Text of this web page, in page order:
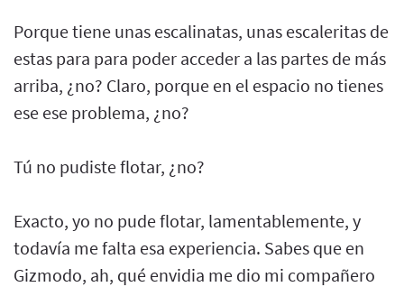
Porque tiene unas escalinatas, unas escaleritas de
estas para para poder acceder a las partes de más
arriba, ¿no? Claro, porque en el espacio no tienes
ese ese problema, ¿no?
Tú no pudiste flotar, ¿no?
Exacto, yo no pude flotar, lamentablemente, y
todavía me falta esa experiencia. Sabes que en
Gizmodo, ah, qué envidia me dio mi compañero